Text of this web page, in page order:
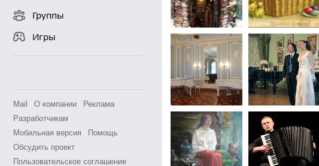
Группы
Игры
Mail О компании
Реклама
Разработчикам
Мобильная версия
Помощь
Обсудить проект
Пользовательское соглашение